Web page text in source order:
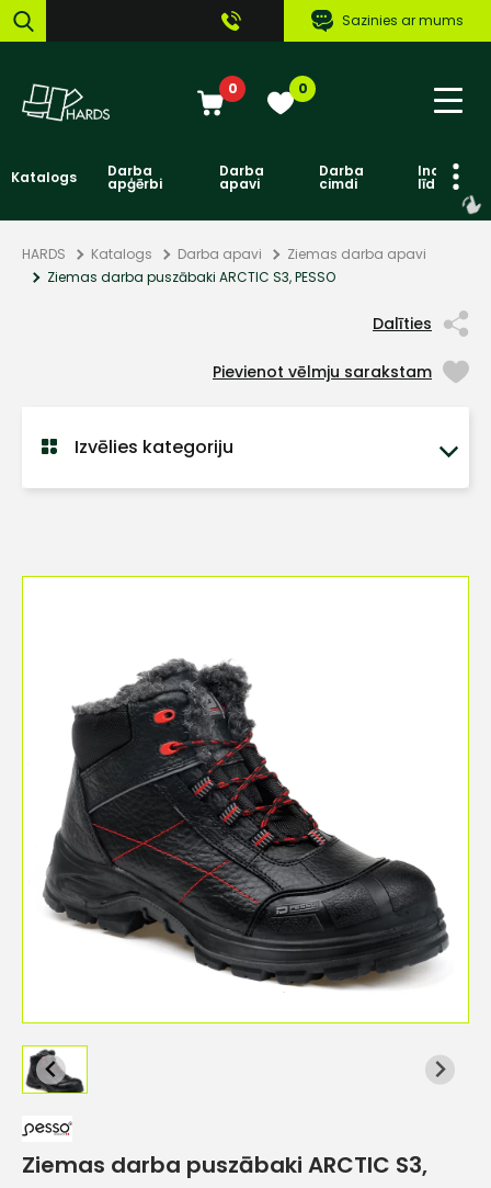
Sazinies ar mums
0 0
Katalogs Darba
apģērbi
Darba
apavi
Darba
cimdi līdzekļi
HARDS Katalogs Darba apavi
Ziemas darba apavi
Ziemas darba puszābaki ARCTIC S3, PESSO
Dalīties
Pievienot vēlmju sarakstam
Izvēlies kategoriju
Ziemas darba puszābaki ARCTIC S3,